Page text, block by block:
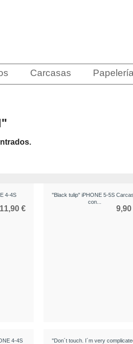
Carcasas
4-4S
11,90 €
"Black tulip" iPHONE 5-5S
con...
9,90
4-4S
"Don´t touch. I´m very